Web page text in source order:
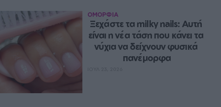
ΟΜΟΡΦΙΑ
Ξεχάστε τα milky nails: Αυτή
είναι η νέα τάση που κάνει τα
νύχια να δείχνουν φυσικά
πανέμορφα